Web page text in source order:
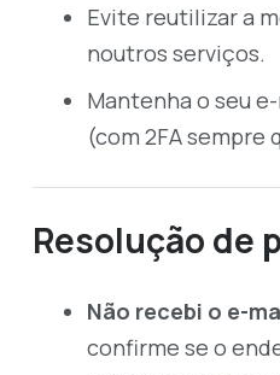
Evite reutilizar a
noutros serviços.
Mantenha o seu
(com 2FA sempre
Resolução de
Não recebi o e-
confirme se o